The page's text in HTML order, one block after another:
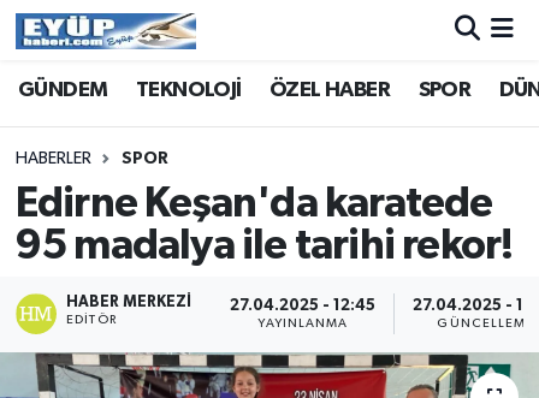
GÜNDEM TEKNOLOJİ ÖZEL HABER SPOR
HABERLER SPOR
Edirne Keşan'da karatede
95 madalya ile tarihi rekor!
HABER MERKEZI
EDITÖR
27.04.2025 - 12:45
YAYINLANMA
27.04.2025 -
GÜNCELLEME